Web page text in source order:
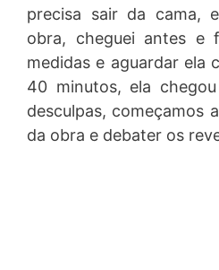
precisa sair da cama,
obra, cheguei antes e
medidas e aguardar ela
40 minutos, ela
desculpas, começamos
da obra e debater os